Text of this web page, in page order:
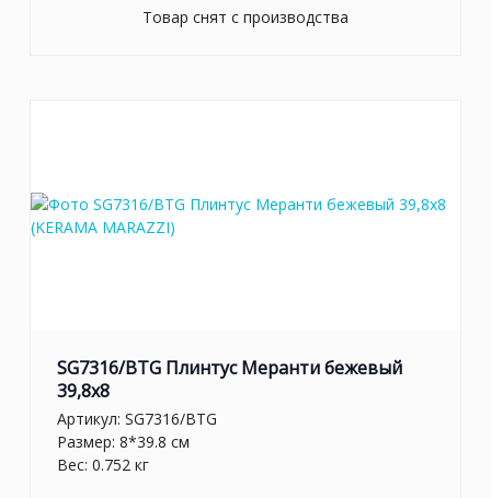
Товар снят с производства
SG7316/BTG Плинтус Меранти бежевый
39,8x8
Артикул: SG7316/BTG
Размер: 8*39.8 см
Вес: 0.752 кг